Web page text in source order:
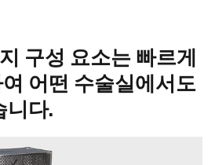
구성 요소는 빠르게
어떤 수술실에서도
니다.